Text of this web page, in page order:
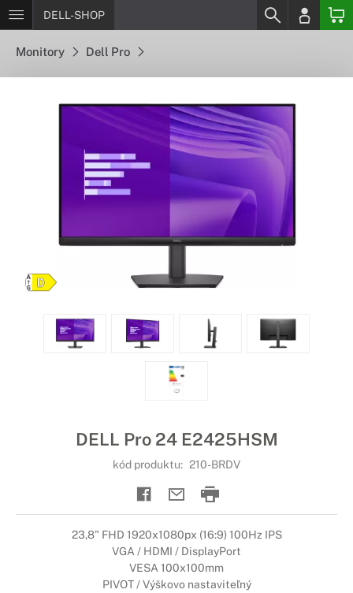
DELL-SHOP
Monitory Dell Pro
DELL Pro 24 E2425HSM
kód produktu: 210-BRDV
23,8" FHD 1920x1080px (16:9) 100Hz IPS
VGA / HDMI / DisplayPort
VESA 100x100mm
PIVOT / Výškovo nastaviteľný